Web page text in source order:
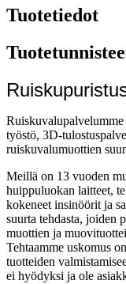
Tuotetiedot
työstö, 3D-
ruiskuvalumuottien
Meillä on 13 vuoden
huippuluokan laitteet,
kokeneet insinöörit ja
suurta tehdasta, joiden
muottien ja
Tehtaamme uskomus
tuotteiden
ei hyödyksi ja ole